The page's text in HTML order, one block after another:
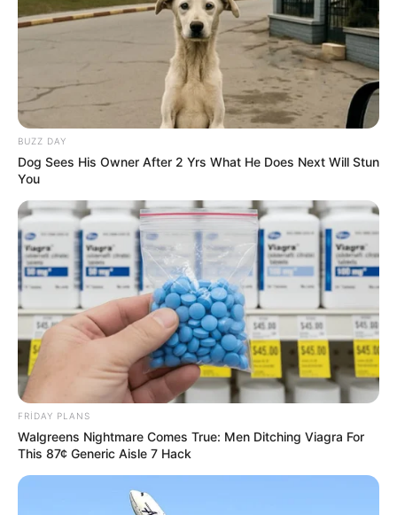
Digər xəbərlər
11:03 / 06 Avqust 2026 CƏMİYYƏT
BUZZ DAY
Dog Sees His Owner After 2 Yrs What He Does Next Will Stun
You
FRIDAY PLANS
Walgreens Nightmare Comes True: Men Ditching Viagra For
This 87¢ Generic Aisle 7 Hack